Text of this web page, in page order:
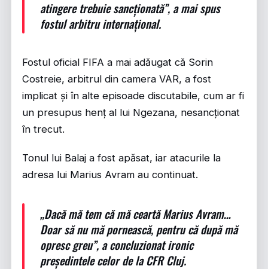
atingere trebuie sancționată”, a mai spus
fostul arbitru internațional.
Fostul oficial FIFA a mai adăugat că Sorin
Costreie, arbitrul din camera VAR, a fost
implicat și în alte episoade discutabile, cum ar fi
un presupus henț al lui Ngezana, nesancționat
în trecut.
Tonul lui Balaj a fost apăsat, iar atacurile la
adresa lui Marius Avram au continuat.
„Dacă mă tem că mă ceartă Marius Avram…
Doar să nu mă pornească, pentru că după mă
opresc greu”, a concluzionat ironic
președintele celor de la CFR Cluj.